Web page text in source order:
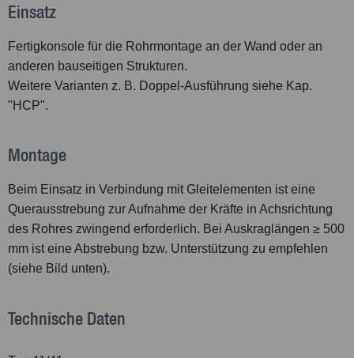
Einsatz
Fertigkonsole für die Rohrmontage an der Wand oder an
anderen bauseitigen Strukturen.
Weitere Varianten z. B. Doppel-Ausführung siehe Kap.
"HCP".
Montage
Beim Einsatz in Verbindung mit Gleitelementen ist eine
Querausstrebung zur Aufnahme der Kräfte in Achsrichtung
des Rohres zwingend erforderlich. Bei Auskraglängen ≥ 500
mm ist eine Abstrebung bzw. Unterstützung zu empfehlen
(siehe Bild unten).
Technische Daten